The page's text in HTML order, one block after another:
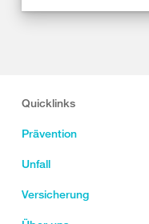
Quicklinks
Prävention
Unfall
Versicherung